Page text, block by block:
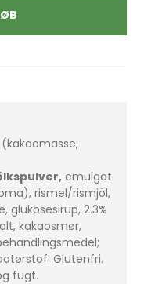
emulgat
rismel/rismjöl,
glukosesirup, 2.3%
kakaosmør,
Glutenfri.
fugt.